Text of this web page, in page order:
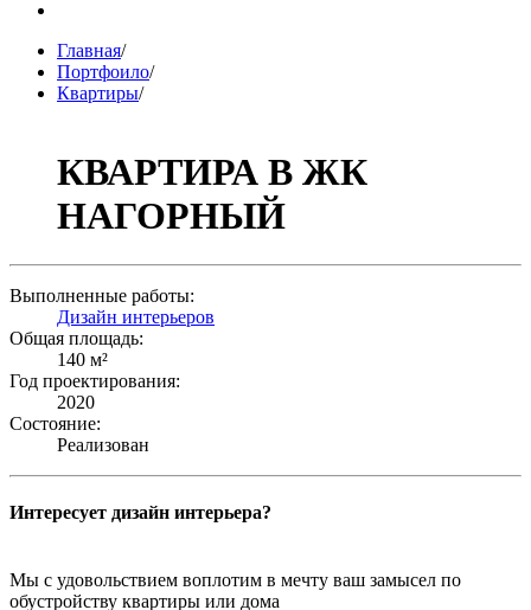
Главная/
Портфоило/
Квартиры/
КВАРТИРА В ЖК
НАГОРНЫЙ
Выполненные работы:
Дизайн интерьеров
Общая площадь:
140 м²
Год проектирования:
2020
Состояние:
Реализован
Интересует дизайн интерьера?
Мы с удовольствием воплотим в мечту ваш замысел по
обустройству квартиры или дома